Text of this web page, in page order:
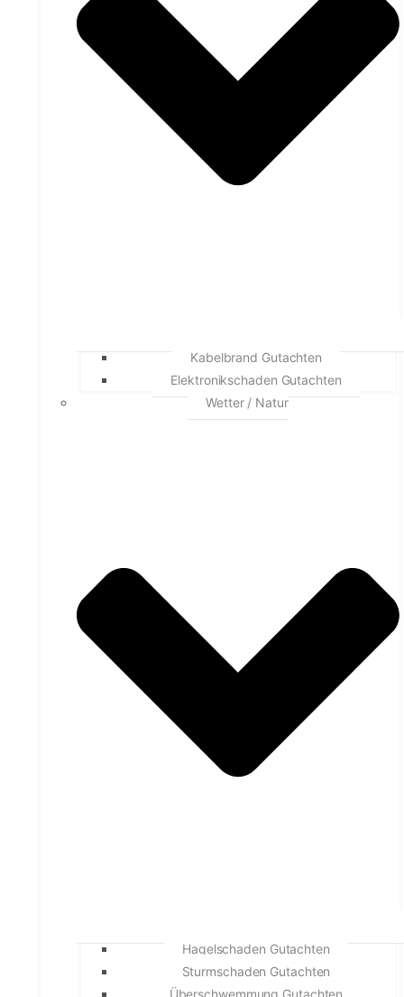
Kabelbrand Gutachten
Elektronikschaden Gutachten
Wetter / Natur
Hagelschaden Gutachten
Sturmschaden Gutachten
Überschwemmung Gutachten